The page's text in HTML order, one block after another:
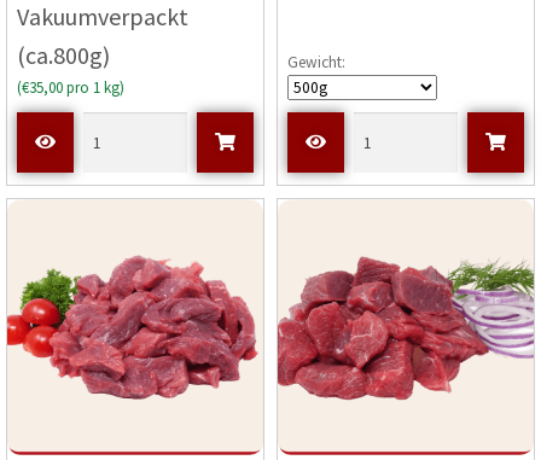
Vakuumverpackt
(ca.800g)
(€35,00 pro 1 kg)
Gewicht: